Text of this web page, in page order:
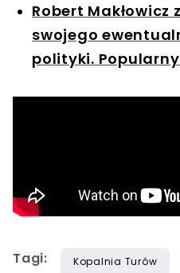
Robert Makłowicz
swojego
polityki.
Tagi: Kopalnia Turów